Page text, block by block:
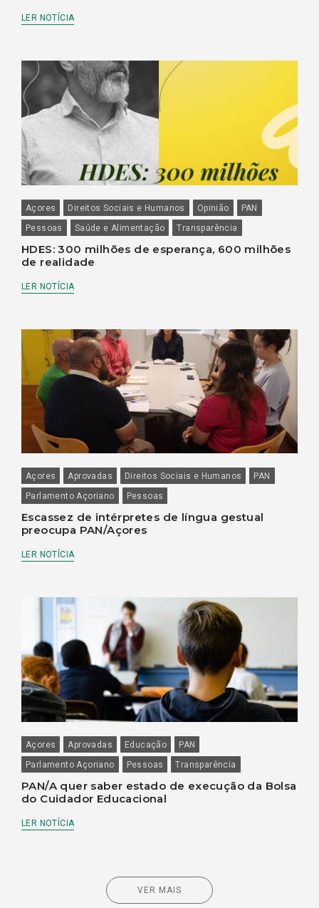
LER NOTÍCIA
Açores Direitos Sociais e Humanos Opinião
PAN
Pessoas
Saúde e Alimentação Transparência
HDES: 300 milhões de esperança, 600 milhões
de realidade
LER NOTÍCIA
Açores Aprovadas Direitos Sociais e Humanos
PAN
Parlamento Açoriano
Pessoas
Escassez de intérpretes de língua gestual
preocupa PAN/Açores
LER NOTÍCIA
Açores Aprovadas Educação
PAN
Parlamento Açoriano
Pessoas Transparência
PAN/A quer saber estado de execução da Bolsa
do Cuidador Educacional
LER NOTÍCIA
VER MAIS